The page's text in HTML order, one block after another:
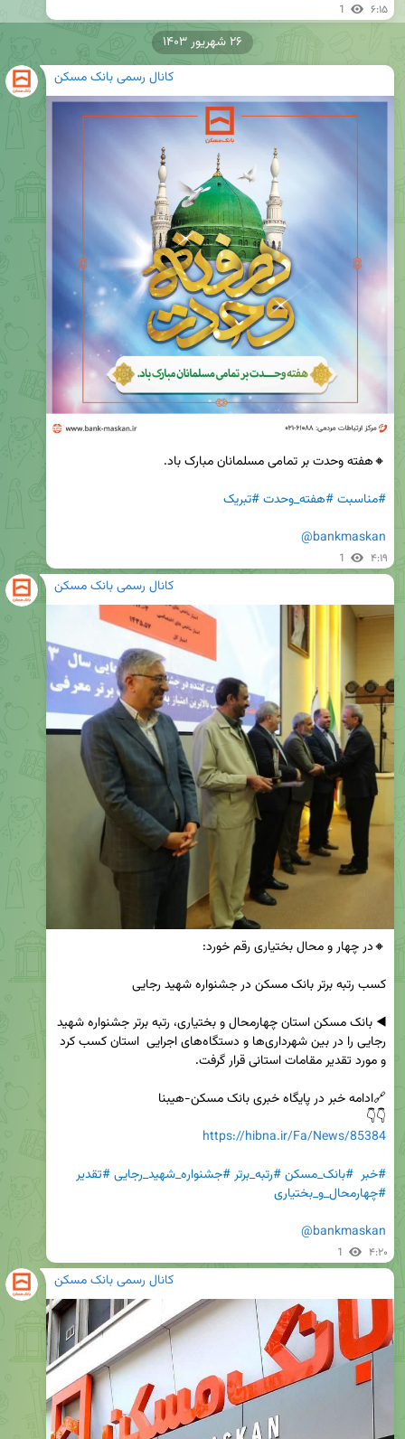
1 ۶:۱۵
کانال رسمی بانک مسکن
#مناسبت#هفته_وحدت#تبریک
@bankmaskan
1 ۴:۱۹
۲۶ شهریور ۱۴۰۳
کانال رسمی بانک مسکن
👇👇
https://hibna.ir/Fa/News/85384
#خبر #بانک_مسکن#رتبه_برتر#جشنواره_شهید_رجایی#تقدیر
#چهارمحال_و_بختیاری
@bankmaskan
1 ۴:۲۰
کانال رسمی بانک مسکن